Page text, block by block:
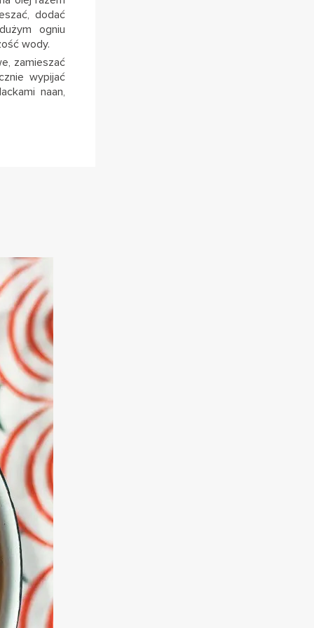
dodać
ogniu
wody.
zamieszać
wypijać
naan,